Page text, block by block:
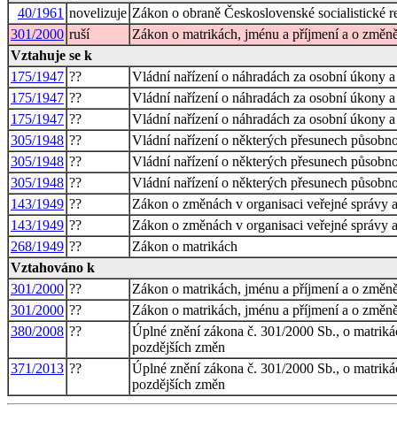
40/1961 novelizuje Zákon o obraně Československé socialistické
301/2000 ruší
Zákon o matrikách, jménu a příjmení a o
Vztahuje se k
175/1947 ??
Vládní nařízení o náhradách za osobní úkony
175/1947 ??
Vládní nařízení o náhradách za osobní úkony
175/1947 ??
Vládní nařízení o náhradách za osobní úkony
305/1948 ??
Vládní nařízení o některých přesunech
305/1948 ??
Vládní nařízení o některých přesunech
305/1948 ??
Vládní nařízení o některých přesunech
143/1949 ??
Zákon o změnách v organisaci veřejné správy
143/1949 ??
Zákon o změnách v organisaci veřejné správy
268/1949 ??
Zákon o matrikách
Vztahováno k
301/2000 ??
Zákon o matrikách, jménu a příjmení a o
301/2000 ??
Zákon o matrikách, jménu a příjmení a o
380/2008 ??
Úplné znění zákona č. 301/2000 Sb., o
pozdějších změn
371/2013 ??
Úplné znění zákona č. 301/2000 Sb., o
pozdějších změn